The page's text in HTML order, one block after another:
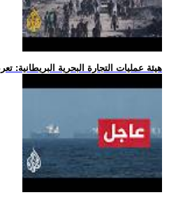
.. هيئة عمليات التجارة البحرية